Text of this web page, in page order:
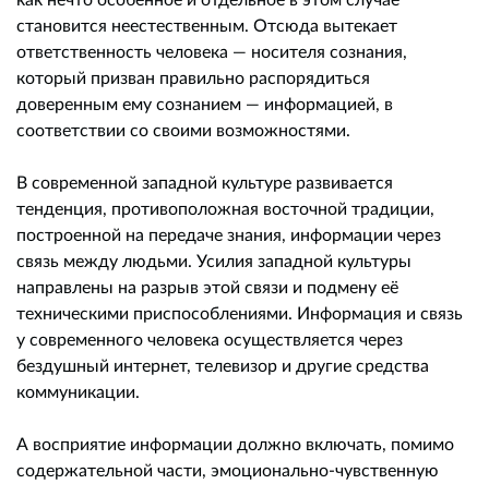
становится неестественным. Отсюда вытекает
ответственность человека — носителя сознания,
который призван правильно распорядиться
доверенным ему сознанием — информацией, в
соответствии со своими возможностями.
В современной западной культуре развивается
тенденция, противоположная восточной традиции,
построенной на передаче знания, информации через
связь между людьми. Усилия западной культуры
направлены на разрыв этой связи и подмену её
техническими приспособлениями. Информация и связь
у современного человека осуществляется через
бездушный интернет, телевизор и другие средства
коммуникации.
А восприятие информации должно включать, помимо
содержательной части, эмоционально-чувственную